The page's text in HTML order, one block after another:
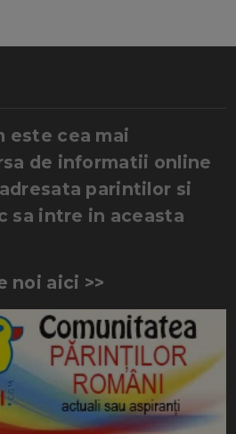
este cea mai
de informatii online
parintilor si
sa intre in aceasta
noi aici >>